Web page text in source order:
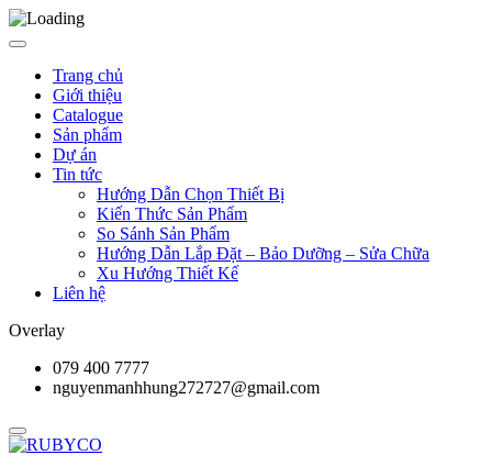
Trang chủ
Giới thiệu
Catalogue
Sản phẩm
Dự án
Tin tức
Hướng Dẫn Chọn Thiết Bị
Kiến Thức Sản Phẩm
So Sánh Sản Phẩm
Hướng Dẫn Lắp Đặt – Bảo Dưỡng – Sửa Chữa
Xu Hướng Thiết Kế
Liên hệ
Overlay
079 400 7777
nguyenmanhhung272727@gmail.com